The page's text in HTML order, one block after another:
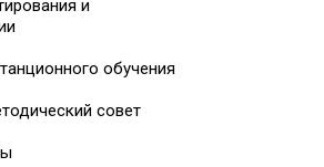
и
обучения
совет